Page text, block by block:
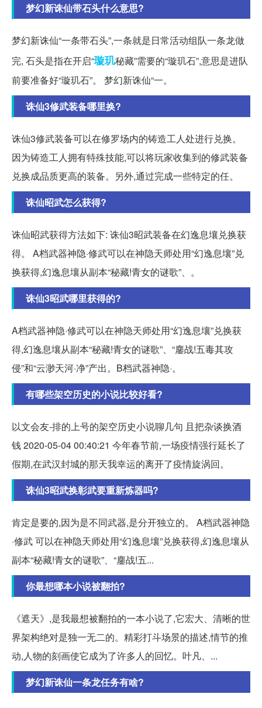
梦幻新诛仙带石头什么意思?
梦幻新诛仙“一条带石头”,一条就是日常活动组队一条龙做
完, 石头是指在开启“璇玑秘藏”需要的“璇玑石”,意思是进队
前要准备好“璇玑石”。 梦幻新诛仙“一。
诛仙3修武装备哪里换?
诛仙3修武装备可以在修罗场内的铸造工人处进行兑换。
因为铸造工人拥有特殊技能,可以将玩家收集到的修武装备
兑换成品质更高的装备。另外,通过完成一些特定的任。
诛仙昭武怎么获得?
诛仙昭武获得方法如下: 诛仙3昭武装备在幻逸息壤兑换获
得。 A档武器神隐·修武可以在神隐天师处用“幻逸息壤”兑
换获得,幻逸息壤从副本“秘藏!青女的谜歌”、。
诛仙3昭武哪里获得的?
A档武器神隐·修武可以在神隐天师处用“幻逸息壤”兑换获
得,幻逸息壤从副本“秘藏!青女的谜歌”、“鏖战!五毒其攻
侵”和“云渺天河·净”产出。B档武器神隐·。
有哪些架空历史的小说比较好看?
以文会友-排的上号的架空历史小说聊几句 且把杂谈换酒
钱 2020-05-04 00:40:21 今年春节前,一场疫情强行延长了
假期,在武汉封城的那天我幸运的离开了疫情旋涡回。
诛仙3昭武换彰武要重新炼器吗?
肯定是要的,因为是不同武器,是分开独立的。 A档武器神隐
·修武 可以在神隐天师处用“幻逸息壤”兑换获得,幻逸息壤从
副本“秘藏!青女的谜歌”、“鏖战!五...
你最想哪本小说被翻拍?
《遮天》,是我最想被翻拍的一本小说了,它宏大、清晰的世
界架构绝对是独一无二的。精彩打斗场景的描述,情节的推
动,人物的刻画使它成为了许多人的回忆。叶凡、...
梦幻新诛仙一条龙任务有啥?